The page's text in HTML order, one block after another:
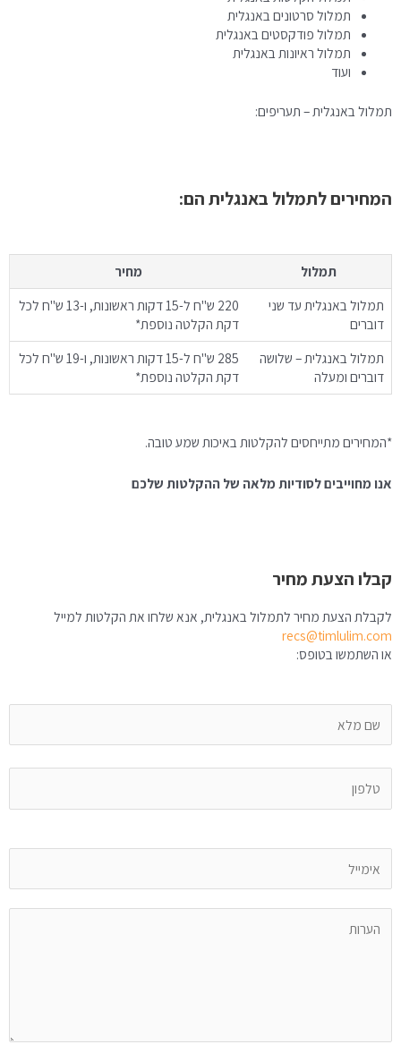
תמלול סרטונים באנגלית
תמלול פודקסטים באנגלית
תמלול ראיונות באנגלית
ועוד
תמלול באנגלית – תעריפים:
המחירים לתמלול באנגלית הם:
תמלול
מחיר
תמלול באנגלית עד שני
דוברים
220 ש"ח ל-15 דקות ראשונות, ו-13 ש"ח לכל
דקת הקלטה נוספת*
תמלול באנגלית – שלושה
דוברים ומעלה
285 ש"ח ל-15 דקות ראשונות, ו-19 ש"ח לכל
דקת הקלטה נוספת*
*המחירים מתייחסים להקלטות באיכות שמע טובה.
אנו מחוייבים לסודיות מלאה של ההקלטות שלכם
קבלו הצעת מחיר
לקבלת הצעת מחיר לתמלול באנגלית, אנא שלחו את הקלטות למייל
recs@timlulim.com
או השתמשו בטופס: